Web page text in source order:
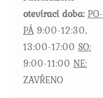
otevírací doba: PO-
PÁ9:00-12:30,
13:00-17:00 SO:
9:00-11:00 NE:
ZAVŘENO